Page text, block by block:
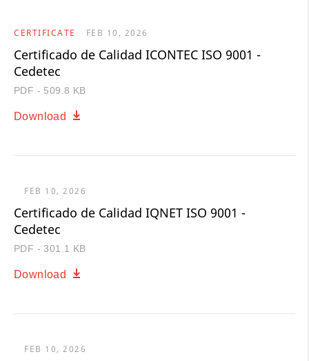
CERTIFICATE FEB 10, 2026
Certificado de Calidad ICONTEC ISO 9001 -
Cedetec
PDF - 509.8 KB
Download
FEB 10, 2026
Certificado de Calidad IQNET ISO 9001 -
Cedetec
PDF - 301.1 KB
Download
FEB 10, 2026